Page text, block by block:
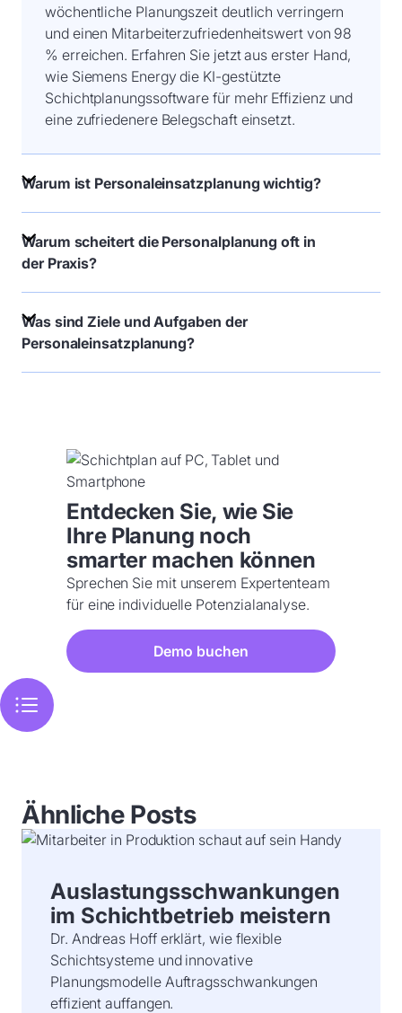
Entdecken Sie, wie Sie
Ihre Planung noch
smarter machen können
Sprechen Sie mit unserem Expertenteam
für eine individuelle Potenzialanalyse.
Demo buchen
wöchentliche Planungszeit deutlich verringern
und einen Mitarbeiterzufriedenheitswert von 98
% erreichen. Erfahren Sie jetzt aus erster Hand,
wie Siemens Energy die KI-gestützte
Schichtplanungssoftware für mehr Effizienz und
eine zufriedenere Belegschaft einsetzt.
Warum ist Personaleinsatzplanung wichtig?
Warum scheitert die Personalplanung oft in
der Praxis?
Was sind Ziele und Aufgaben der
Personaleinsatzplanung?
Ähnliche Posts
Auslastungsschwankungen
im Schichtbetrieb meistern
Dr. Andreas Hoff erklärt, wie flexible
Schichtsysteme und innovative
Planungsmodelle Auftragsschwankungen
effizient auffangen.